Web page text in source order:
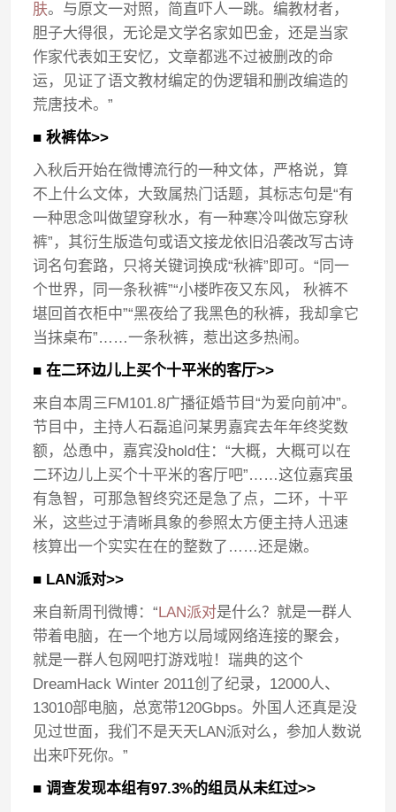
肤。与原文一对照，简直吓人一跳。编教材者，
胆子大得很，无论是文学名家如巴金，还是当家
作家代表如王安忆，文章都逃不过被删改的命
运，见证了语文教材编定的伪逻辑和删改编造的
荒唐技术。”
■ 秋裤体>>
入秋后开始在微博流行的一种文体，严格说，算
不上什么文体，大致属热门话题，其标志句是“有
一种思念叫做望穿秋水，有一种寒冷叫做忘穿秋
裤”，其衍生版造句或语文接龙依旧沿袭改写古诗
词名句套路，只将关键词换成“秋裤”即可。“同一
个世界，同一条秋裤”“小楼昨夜又东风， 秋裤不
堪回首衣柜中”“黑夜给了我黑色的秋裤，我却拿它
当抹桌布”……一条秋裤，惹出这多热闹。
■ 在二环边儿上买个十平米的客厅>>
来自本周三FM101.8广播征婚节目“为爱向前冲”。
节目中，主持人石磊追问某男嘉宾去年年终奖数
额，怂恿中，嘉宾没hold住：“大概，大概可以在
二环边儿上买个十平米的客厅吧”……这位嘉宾虽
有急智，可那急智终究还是急了点，二环，十平
米，这些过于清晰具象的参照太方便主持人迅速
核算出一个实实在在的整数了……还是嫩。
■ LAN派对>>
来自新周刊微博：“LAN派对是什么？就是一群人
带着电脑，在一个地方以局域网络连接的聚会，
就是一群人包网吧打游戏啦！瑞典的这个
DreamHack Winter 2011创了纪录，12000人、
13010部电脑，总宽带120Gbps。外国人还真是没
见过世面，我们不是天天LAN派对么，参加人数说
出来吓死你。”
■ 调查发现本组有97.3%的组员从未红过>>